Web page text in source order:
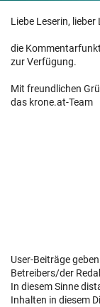
Liebe Leserin, lieber
die
zur Verfügung.
Mit freundlichen
das krone.at-Team
User-Beiträge
Betreibers/der
In diesem Sinne
Inhalten in diesem